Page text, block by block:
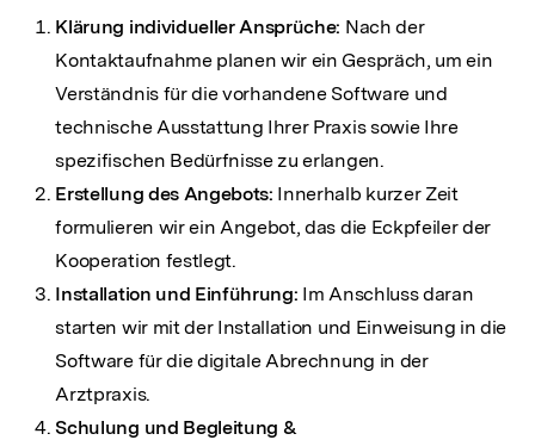
Klärung individueller Ansprüche: Nach der
Kontaktaufnahme planen wir ein Gespräch, um ein
Verständnis für die vorhandene Software und
technische Ausstattung Ihrer Praxis sowie Ihre
spezifischen Bedürfnisse zu erlangen.
Erstellung des Angebots: Innerhalb kurzer Zeit
formulieren wir ein Angebot, das die Eckpfeiler der
Kooperation festlegt.
Installation und Einführung: Im Anschluss daran
starten wir mit der Installation und Einweisung in die
Software für die digitale Abrechnung in der
Arztpraxis.
Schulung und Begleitung &